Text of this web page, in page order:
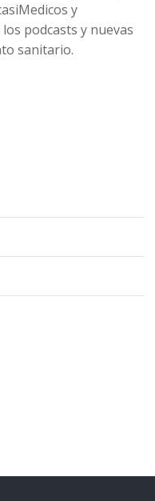
y
podcasts y nuevas
sanitario.